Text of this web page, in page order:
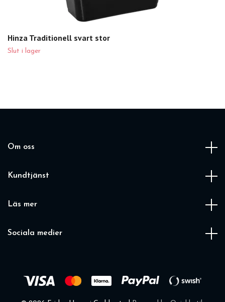
Hinza Traditionell svart stor
Slut i lager
Om oss
Kundtjänst
Läs mer
Sociala medier